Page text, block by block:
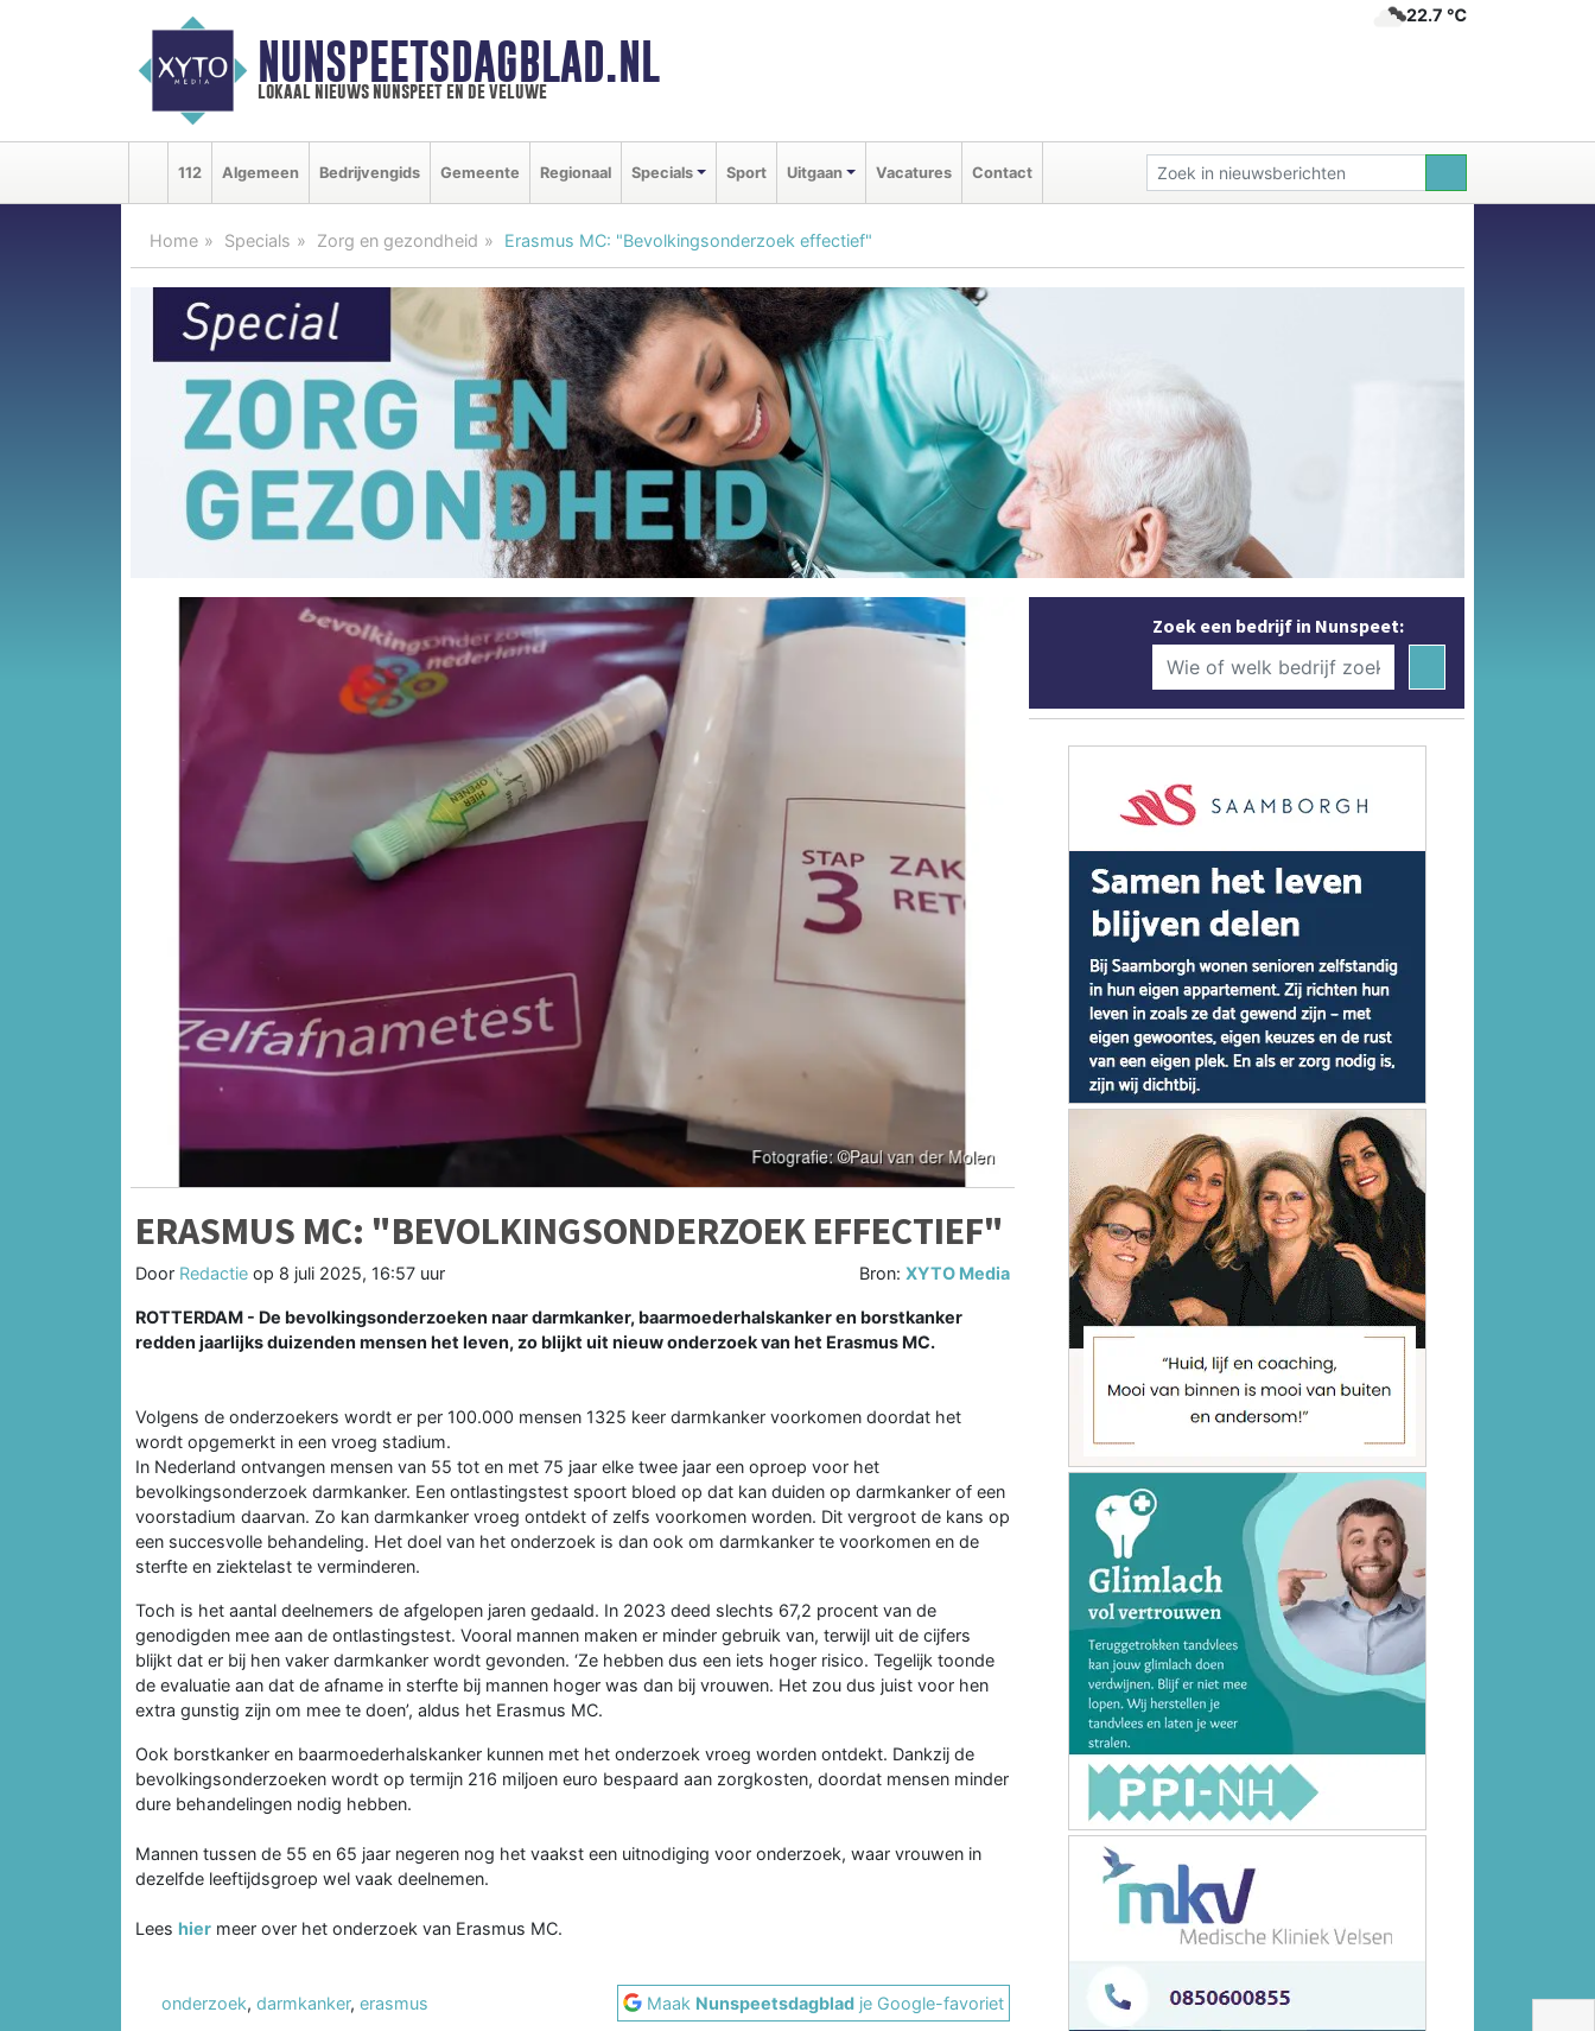
NUNSPEETSDAGBLAD.NL
lokaal nieuws nunspeet en de veluwe
22.7 ℃
112 Algemeen Bedrijvengids Gemeente Regionaal Specials Sport Uitgaan Vacatures Contact
Home Specials Zorg en gezondheid Erasmus MC: "Bevolkingsonderzoek effectief"
ERASMUS MC: "BEVOLKINGSONDERZOEK EFFECTIEF"
Door Redactie op 8 juli 2025, 16:57 uur Bron:XYTO Media
ROTTERDAM - De bevolkingsonderzoeken naar darmkanker, baarmoederhalskanker en borstkanker
redden jaarlijks duizenden mensen het leven, zo blijkt uit nieuw onderzoek van het Erasmus MC.
Volgens de onderzoekers wordt er per 100.000 mensen 1325 keer darmkanker voorkomen doordat het
wordt opgemerkt in een vroeg stadium.
In Nederland ontvangen mensen van 55 tot en met 75 jaar elke twee jaar een oproep voor het
bevolkingsonderzoek darmkanker. Een ontlastingstest spoort bloed op dat kan duiden op darmkanker of een
voorstadium daarvan. Zo kan darmkanker vroeg ontdekt of zelfs voorkomen worden. Dit vergroot de kans op
een succesvolle behandeling. Het doel van het onderzoek is dan ook om darmkanker te voorkomen en de
sterfte en ziektelast te verminderen.
Toch is het aantal deelnemers de afgelopen jaren gedaald. In 2023 deed slechts 67,2 procent van de
genodigden mee aan de ontlastingstest. Vooral mannen maken er minder gebruik van, terwijl uit de cijfers
blijkt dat er bij hen vaker darmkanker wordt gevonden. ‘Ze hebben dus een iets hoger risico. Tegelijk toonde
de evaluatie aan dat de afname in sterfte bij mannen hoger was dan bij vrouwen. Het zou dus juist voor hen
extra gunstig zijn om mee te doen’, aldus het Erasmus MC.
Ook borstkanker en baarmoederhalskanker kunnen met het onderzoek vroeg worden ontdekt. Dankzij de
bevolkingsonderzoeken wordt op termijn 216 miljoen euro bespaard aan zorgkosten, doordat mensen minder
dure behandelingen nodig hebben.
Mannen tussen de 55 en 65 jaar negeren nog het vaakst een uitnodiging voor onderzoek, waar vrouwen in
dezelfde leeftijdsgroep wel vaak deelnemen.
Lees hier meer over het onderzoek van Erasmus MC.
onderzoek, darmkanker, erasmus Maak Nunspeetsdagblad je Google-favoriet
Zoek een bedrijf in Nunspeet: